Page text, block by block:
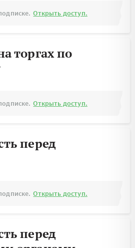
Открыть доступ.
торгах по
Открыть доступ.
перед
Открыть доступ.
перед